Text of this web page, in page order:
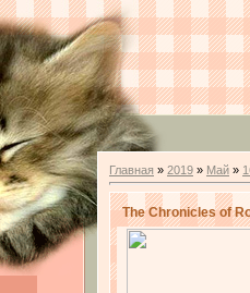
Главная » 2019 » Май »
The Chronicles of